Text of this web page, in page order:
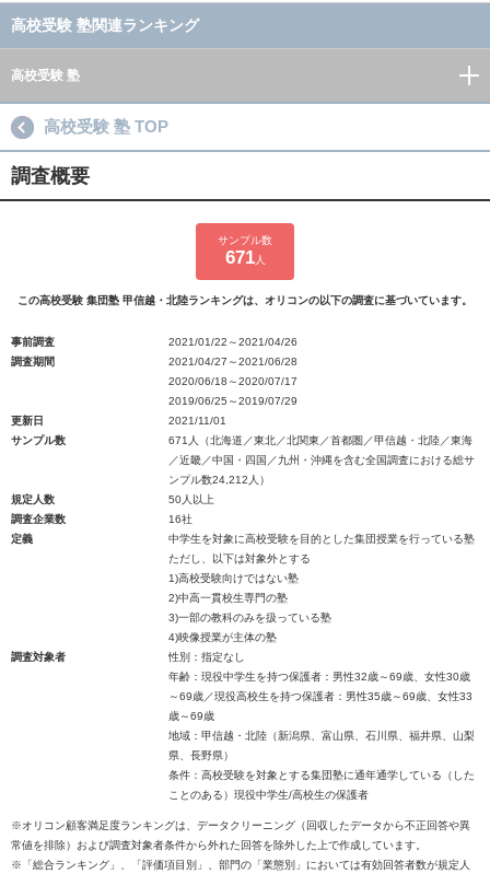
高校受験 塾関連ランキング
高校受験 塾
高校受験 塾 TOP
調査概要
サンプル数
671人
この高校受験 集団塾 甲信越・北陸ランキングは、オリコンの以下の調査に基づいています。
事前調査
2021/01/22～2021/04/26
調査期間
2021/04/27～2021/06/28
2020/06/18～2020/07/17
2019/06/25～2019/07/29
更新日
2021/11/01
サンプル数
671人（北海道／東北／北関東／首都圏／甲信越・北陸／東海
／近畿／中国・四国／九州・沖縄を含む全国調査における総サ
ンプル数24,212人）
規定人数
50人以上
調査企業数
16社
定義
中学生を対象に高校受験を目的とした集団授業を行っている塾
ただし、以下は対象外とする
1)高校受験向けではない塾
2)中高一貫校生専門の塾
3)一部の教科のみを扱っている塾
4)映像授業が主体の塾
調査対象者
性別：指定なし
年齢：現役中学生を持つ保護者：男性32歳～69歳、女性30歳
～69歳／現役高校生を持つ保護者：男性35歳～69歳、女性33
歳～69歳
地域：甲信越・北陸（新潟県、富山県、石川県、福井県、山梨
県、長野県）
条件：高校受験を対象とする集団塾に通年通学している（した
ことのある）現役中学生/高校生の保護者
※オリコン顧客満足度ランキングは、データクリーニング（回収したデータから不正回答や異
常値を排除）および調査対象者条件から外れた回答を除外した上で作成しています。
※「総合ランキング」、「評価項目別」、部門の「業態別」においては有効回答者数が規定人